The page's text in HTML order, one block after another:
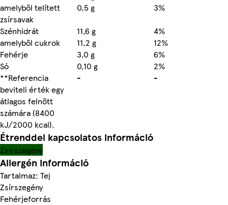
amelyből telített
zsírsavak
0,5 g
3%
Szénhidrát
11,6 g
4%
amelyből cukrok
11,2 g
12%
Fehérje
3,0 g
6%
Só
0,10 g
2%
**Referencia
beviteli érték egy
átlagos felnőtt
számára (8400
kJ/2000 kcal).
- -
Étrenddel kapcsolatos információ
Zsírszegény
Allergén információ
Tartalmaz: Tej
Zsírszegény
Fehérjeforrás